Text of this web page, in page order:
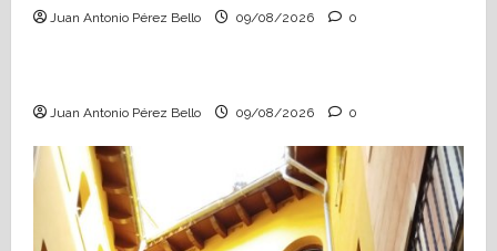
Juan Antonio Pérez Bello 09/08/2026 0
Hablemos de educación
Juan Antonio Pérez Bello 09/08/2026 0